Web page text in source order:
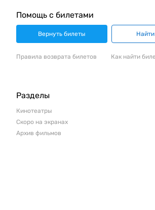
Помощь с билетами
Вернуть билеты
Правила возврата билетов Как найти
Разделы
Кинотеатры
Скоро на экранах
Архив фильмов